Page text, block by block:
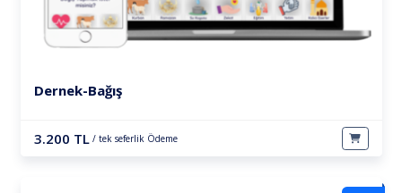
Dernek-Bağış
3.200 TL / tek seferlik Ödeme